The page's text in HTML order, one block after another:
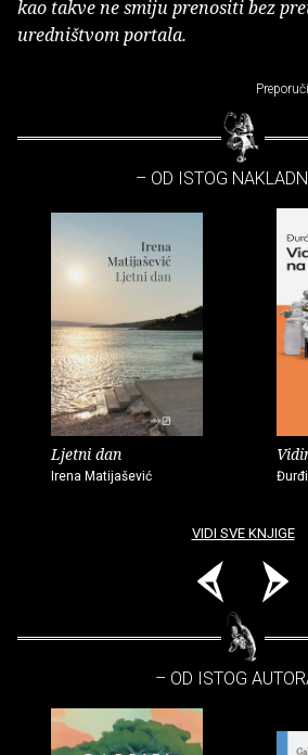
kao takve ne smiju prenositi bez
uredništvom portala.
– OD ISTOG
Ljetni dan
Irena Matijašević
VIDI SVE KNJIGE
– OD ISTOG